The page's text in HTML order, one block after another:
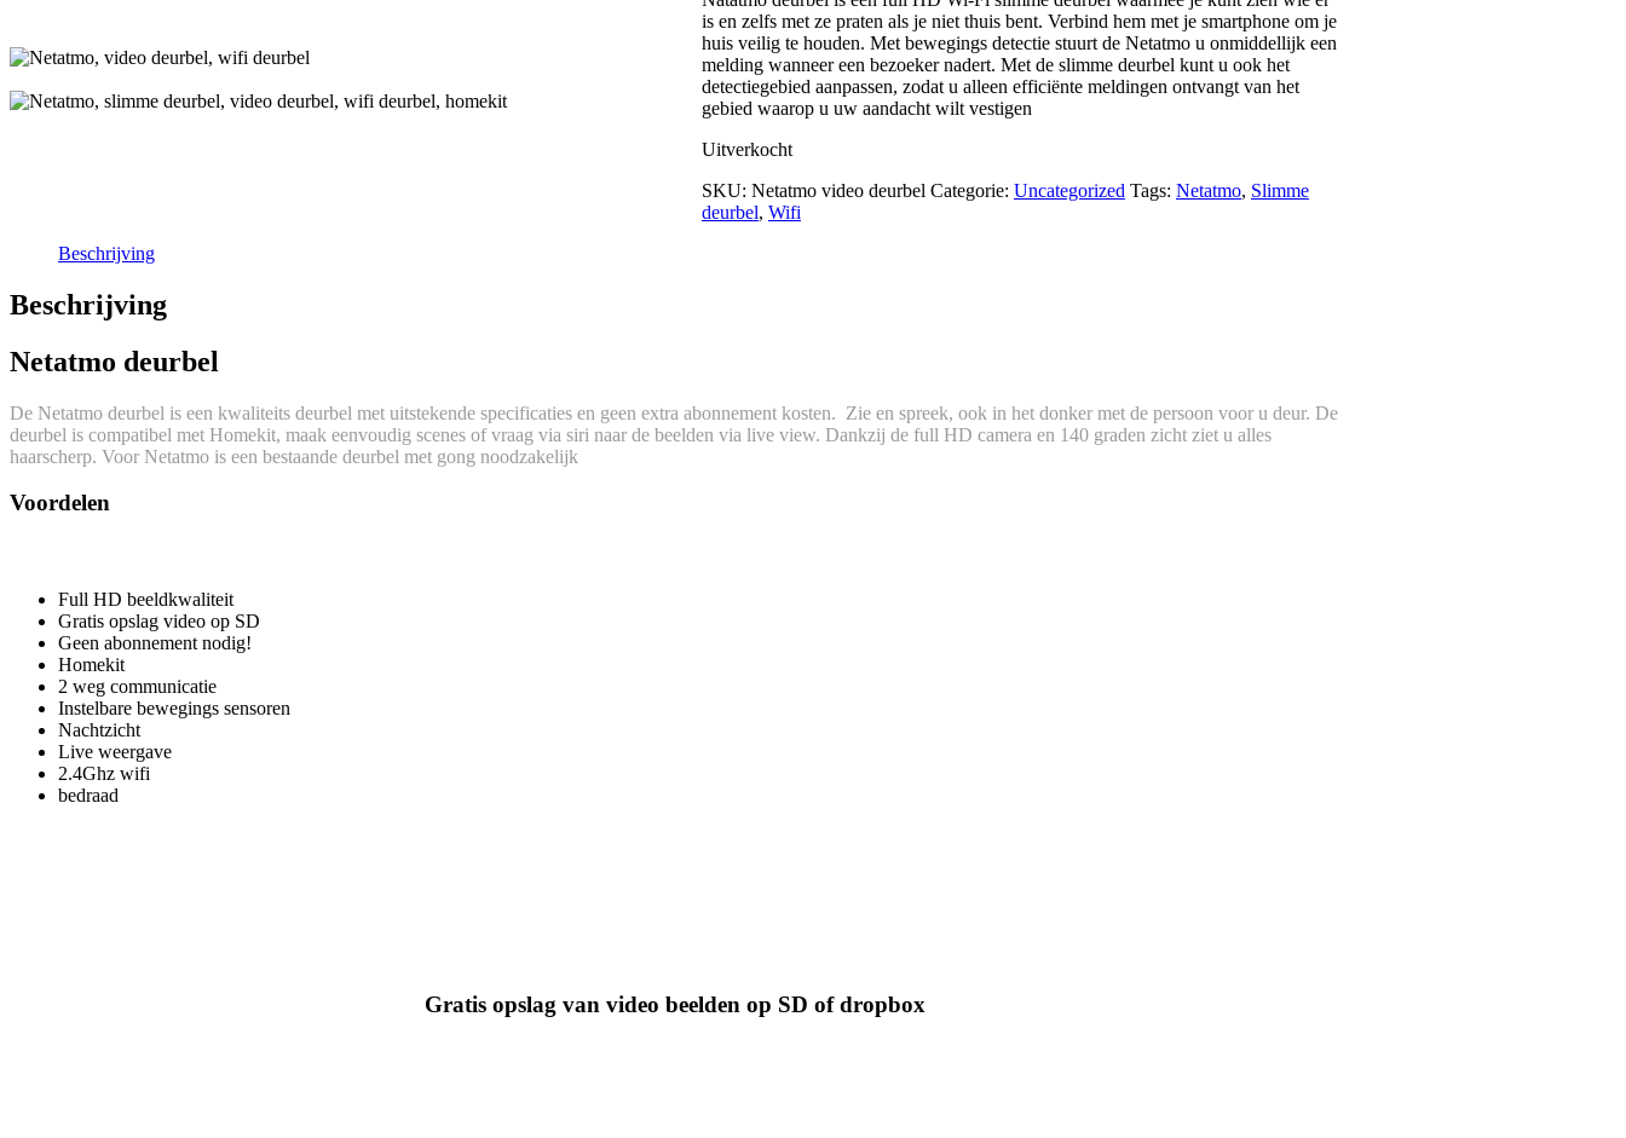
is en zelfs met ze praten als je niet thuis bent. Verbind hem met je smartphone om je
huis veilig te houden. Met bewegings detectie stuurt de Netatmo u onmiddellijk een
melding wanneer een bezoeker nadert. Met de slimme deurbel kunt u ook het
detectiegebied aanpassen, zodat u alleen efficiënte meldingen ontvangt van het
gebied waarop u uw aandacht wilt vestigen
Uitverkocht
SKU: Netatmo video deurbel Categorie: Uncategorized Tags: Netatmo, Slimme
deurbel, Wifi
Beschrijving
Beschrijving
Netatmo deurbel
De Netatmo deurbel is een kwaliteits deurbel met uitstekende specificaties en geen extra abonnement kosten. Zie en spreek, ook in het donker met de persoon voor u deur. De
deurbel is compatibel met Homekit, maak eenvoudig scenes of vraag via siri naar de beelden via live view. Dankzij de full HD camera en 140 graden zicht ziet u alles
haarscherp. Voor Netatmo is een bestaande deurbel met gong noodzakelijk
Voordelen
Full HD beeldkwaliteit
Gratis opslag video op SD
Geen abonnement nodig!
Homekit
2 weg communicatie
Instelbare bewegings sensoren
Nachtzicht
Live weergave
2.4Ghz wifi
bedraad
Gratis opslag van video beelden op SD of dropbox